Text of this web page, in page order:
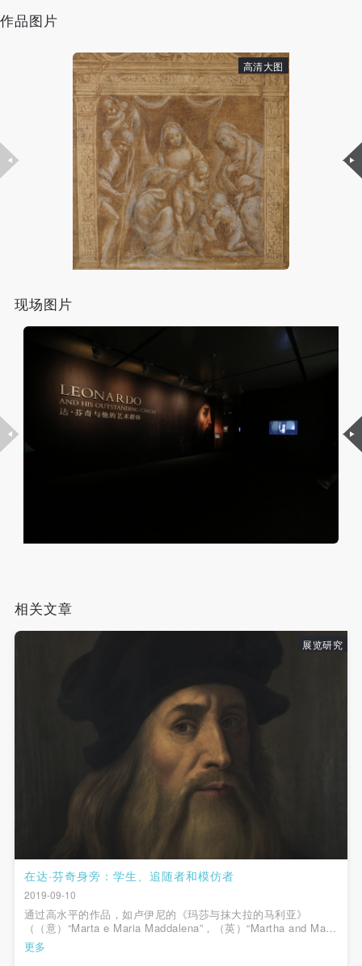
作品图片
高清大图
现场图片
相关文章
展览研究
​在达·芬奇身旁：学生、追随者和模仿者
2019-09-10
通过高水平的作品，如卢伊尼的《玛莎与抹大拉的马利亚》
（（意）“Marta e Maria Maddalena”，（英）“Martha and Mary
Magdalene”）或《抹大拉的马利亚和香膏罐》
（（意）“Maddalena col vaso dell’unguento”，
更多